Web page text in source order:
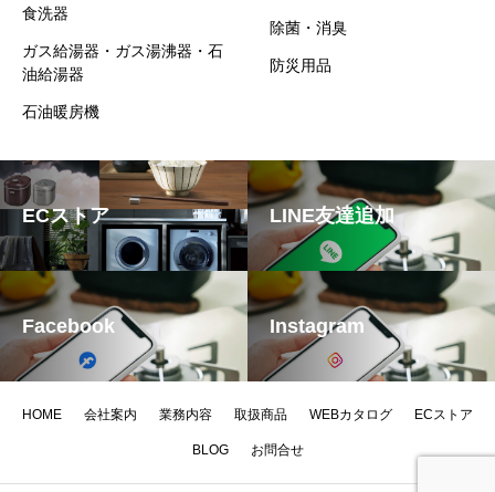
食洗器
ガス給湯器・ガス湯沸器・石
油給湯器
石油暖房機
除菌・消臭
防災用品
ECストア LINE友達追加
Facebook Instagram
HOME 会社案内 業務内容 取扱商品 WEBカタログ ECストア
BLOG お問合せ